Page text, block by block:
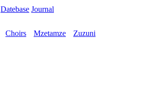
Datebase Journal
Choirs Mzetamze Zuzuni